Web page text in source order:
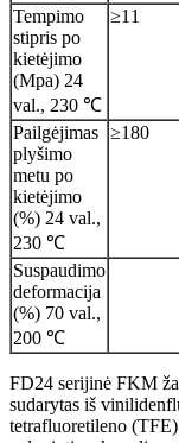
Tempimo
stipris po
kietėjimo
(Mpa) 24
val., 230 ℃
≥11
Pailgėjimas
plyšimo
metu po
kietėjimo
(%) 24 val.,
230 ℃
≥180
Suspaudimo
deformacija
(%) 70 val.,
200 ℃
FD24 serijinė FKM
sudarytas iš
tetrafluoretileno